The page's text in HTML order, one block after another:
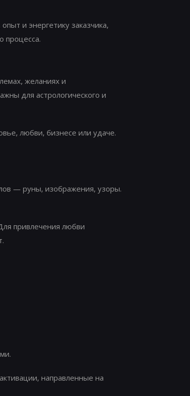
и энергетику заказчика,
процесса.
желаниях и
для астрологического и
любви, бизнесе или удаче.
— руны, изображения, узоры.
привлечения любви
направленные на